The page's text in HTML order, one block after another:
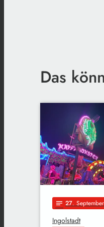
Das
notes 27.
Ingolstadt